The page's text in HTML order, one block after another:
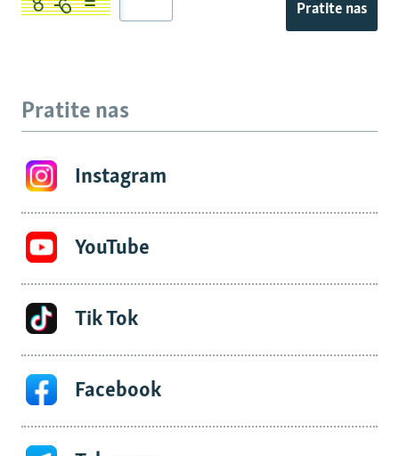
Pratite nas
Pratite nas
Instagram
YouTube
Tik Tok
Facebook